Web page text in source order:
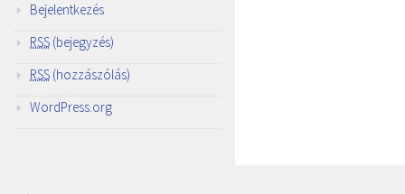
Bejelentkezés
RSS (bejegyzés)
RSS (hozzászólás)
WordPress.org